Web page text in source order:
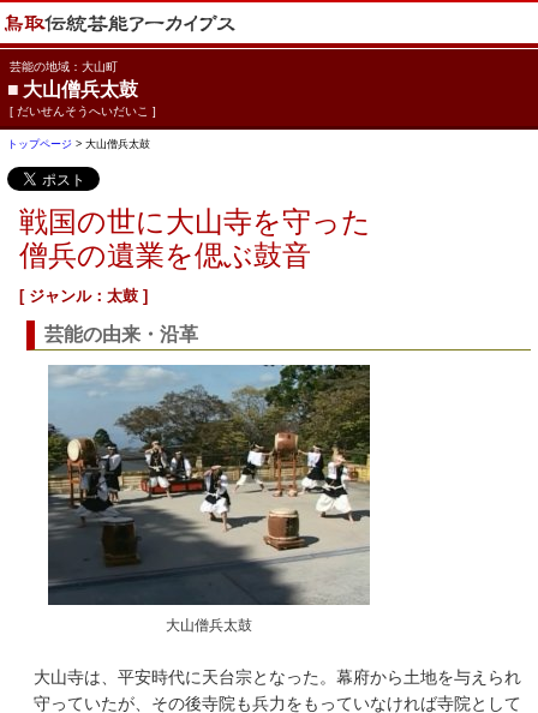
芸能の地域：大山町
■ 大山僧兵太鼓
[ だいせんそうへいだいこ ]
トップページ > 大山僧兵太鼓
戦国の世に大山寺を守った
僧兵の遺業を偲ぶ鼓音
[ ジャンル：太鼓 ]
芸能の由来・沿革
大山僧兵太鼓
大山寺は、平安時代に天台宗となった。幕府から土地を与えられ
守っていたが、その後寺院も兵力をもっていなければ寺院として